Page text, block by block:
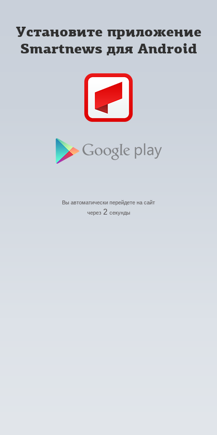
Установите приложение
Smartnews для Android
Вы автоматически перейдете на сайт
через 2 секунды